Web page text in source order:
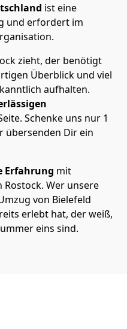
ist eine
und erfordert im
zieht, der benötigt
Überblick und viel
aufhalten.
Schenke uns nur 1
übersenden Dir ein
Erfahrung mit
Rostock. Wer unsere
von Bielefeld
erlebt hat, der weiß,
eins sind.